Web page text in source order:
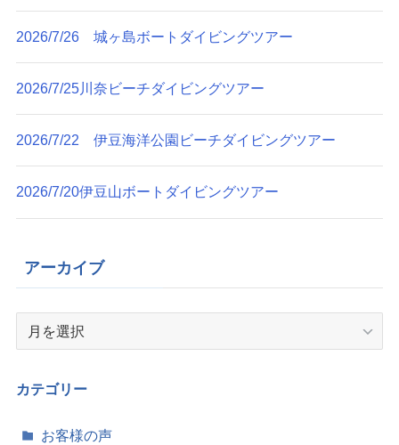
2026/7/26 城ヶ島ボートダイビングツアー
2026/7/25川奈ビーチダイビングツアー
2026/7/22 伊豆海洋公園ビーチダイビングツアー
2026/7/20伊豆山ボートダイビングツアー
アーカイブ
イ
カテゴリー
お客様の声